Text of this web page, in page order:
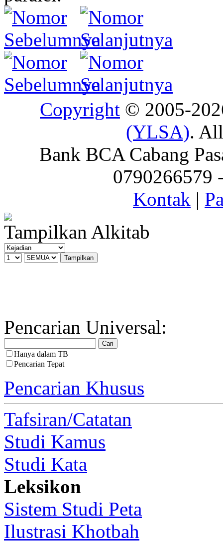
Copyright © 2005-
(YLSA).
Bank BCA Cabang
0790266579
Kontak |
Tampilkan Alkitab
Pencarian Universal:
Hanya dalam TB
Pencarian Tepat
Pencarian Khusus
Tafsiran/Catatan
Studi Kamus
Studi Kata
Leksikon
Sistem Studi Peta
Ilustrasi Khotbah